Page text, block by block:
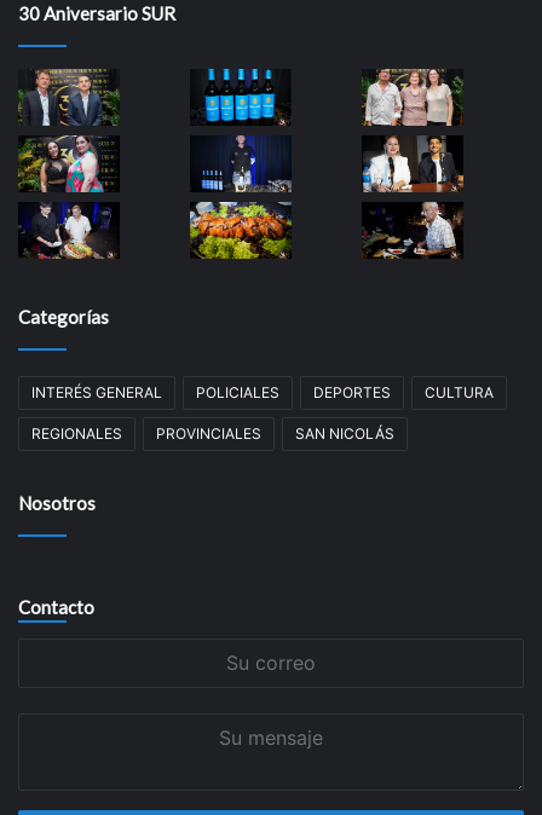
30 Aniversario SUR
Categorías
INTERÉS GENERAL POLICIALES DEPORTES CULTURA
REGIONALES PROVINCIALES SAN NICOLÁS
Nosotros
Contacto